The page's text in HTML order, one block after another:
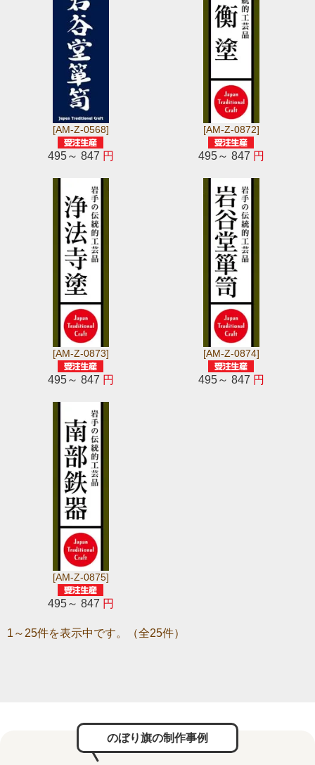
[AM-Z-0568]
495～ 847 円
[AM-Z-0872]
495～ 847 円
[AM-Z-0873]
495～ 847 円
[AM-Z-0874]
495～ 847 円
[AM-Z-0875]
495～ 847 円
1～25件を表示中です。（全25件）
のぼり旗の制作事例